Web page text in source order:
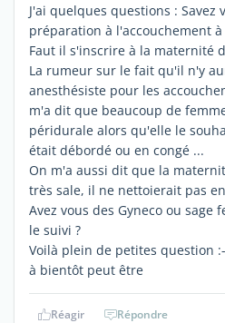
J'ai quelques questions : Savez
préparation à l'accouchement à
Faut il s'inscrire à la maternité
La rumeur sur le fait qu'il n'y
anesthésiste pour les
m'a dit que beaucoup de
péridurale alors qu'elle le
était débordé ou en congé ...
On m'a aussi dit que la
très sale, il ne nettoierait pas
Avez vous des Gyneco ou sage
le suivi ?
Voilà plein de petites question
à bientôt peut être
Réagir Répondre